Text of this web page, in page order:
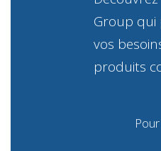
Group
vos
produits